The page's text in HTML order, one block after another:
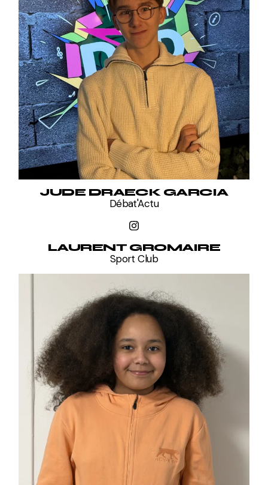
JUDE DRAECK GARCIA
Débat'Actu
LAURENT GROMAIRE
Sport Club